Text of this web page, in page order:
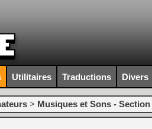
Utilitaires Traductions Divers
> Musiques et Sons -